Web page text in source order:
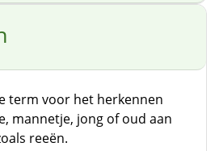
term voor het herkennen
mannetje, jong of oud aan
reeën.